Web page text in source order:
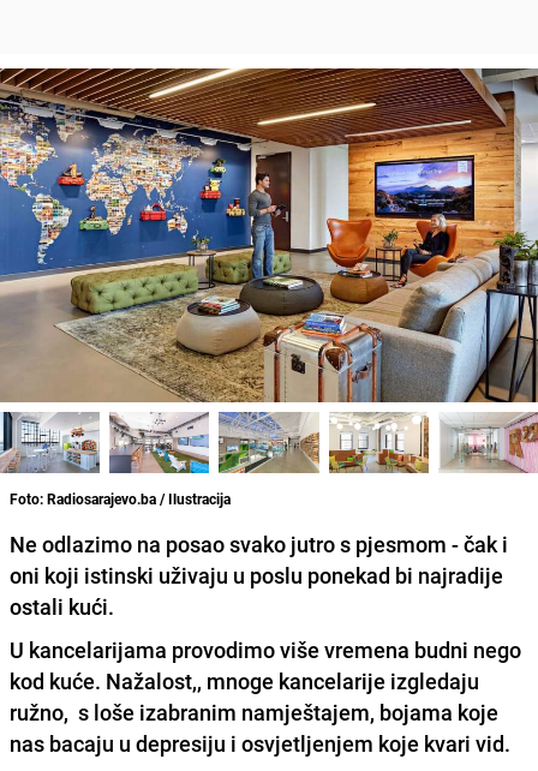
Foto: Radiosarajevo.ba / Ilustracija
Ne odlazimo na posao svako jutro s pjesmom - čak i
oni koji istinski uživaju u poslu ponekad bi najradije
ostali kući.
U kancelarijama provodimo više vremena budni nego
kod kuće. Nažalost,, mnoge kancelarije izgledaju
ružno, s loše izabranim namještajem, bojama koje
nas bacaju u depresiju i osvjetljenjem koje kvari vid.